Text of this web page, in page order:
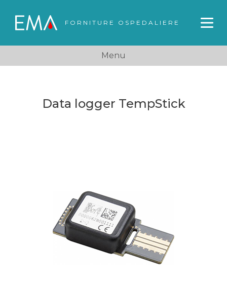
FORNITURE OSPEDALIERE
Menu
Data logger TempStick